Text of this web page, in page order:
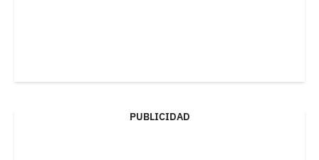
PUBLICIDAD